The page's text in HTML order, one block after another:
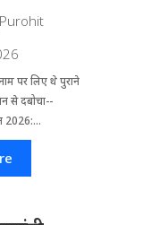
पर लिए थे पुराने
से दबोचा--
2026:...